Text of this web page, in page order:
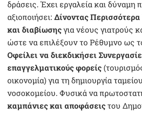
δράσεις. Έχει εργαλεία και δύναμη
αξιοποιήσει: Δίνοντας
και διαβίωσης για νέους γιατρούς
ώστε να επιλέξουν το Ρέθυμνο ως
Οφείλει να διεκδικήσει
επαγγελματικούς φορείς
οικονομία) για τη δημιουργία
νοσοκομείου. Φυσικά να
καμπάνιες και αποφάσεις του